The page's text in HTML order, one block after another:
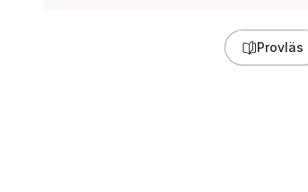
Provläs